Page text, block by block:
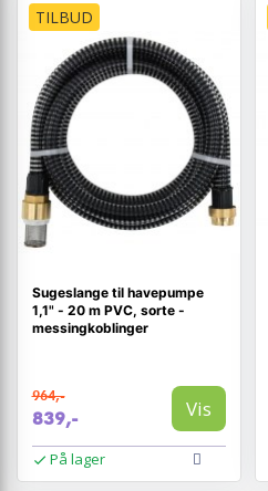
TILBUD
Sugeslange til havepumpe
1,1" - 20 m PVC, sorte -
messingkoblinger
964,-
839,- Vis
På lager